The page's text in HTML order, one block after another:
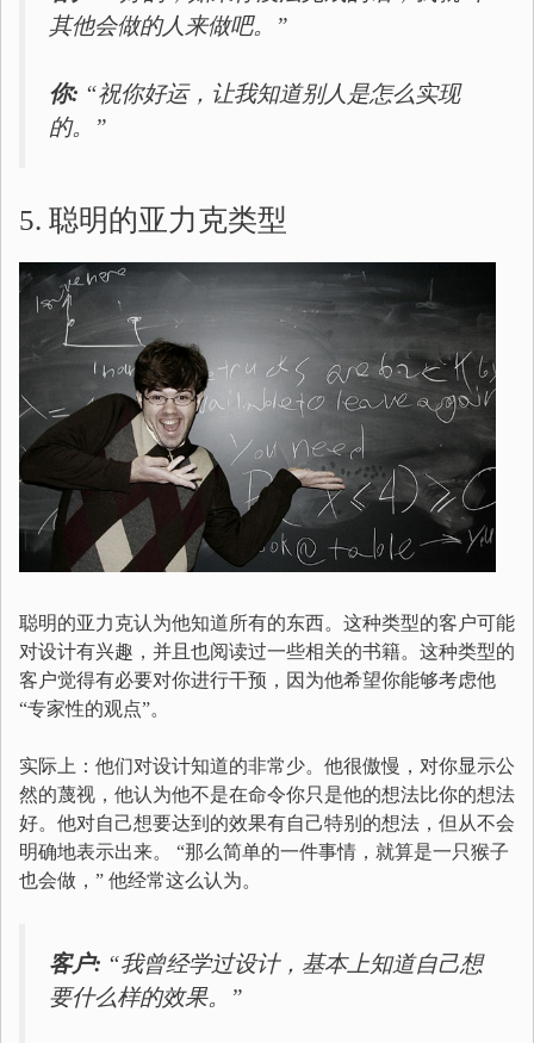
其他会做的人来做吧。”
你: “祝你好运，让我知道别人是怎么实现
的。”
5. 聪明的亚力克类型
聪明的亚力克认为他知道所有的东西。这种类型的客户可能
对设计有兴趣，并且也阅读过一些相关的书籍。这种类型的
客户觉得有必要对你进行干预，因为他希望你能够考虑他
“专家性的观点”。
实际上：他们对设计知道的非常少。他很傲慢，对你显示公
然的蔑视，他认为他不是在命令你只是他的想法比你的想法
好。他对自己想要达到的效果有自己特别的想法，但从不会
明确地表示出来。 “那么简单的一件事情，就算是一只猴子
也会做，” 他经常这么认为。
客户: “我曾经学过设计，基本上知道自己想
要什么样的效果。”